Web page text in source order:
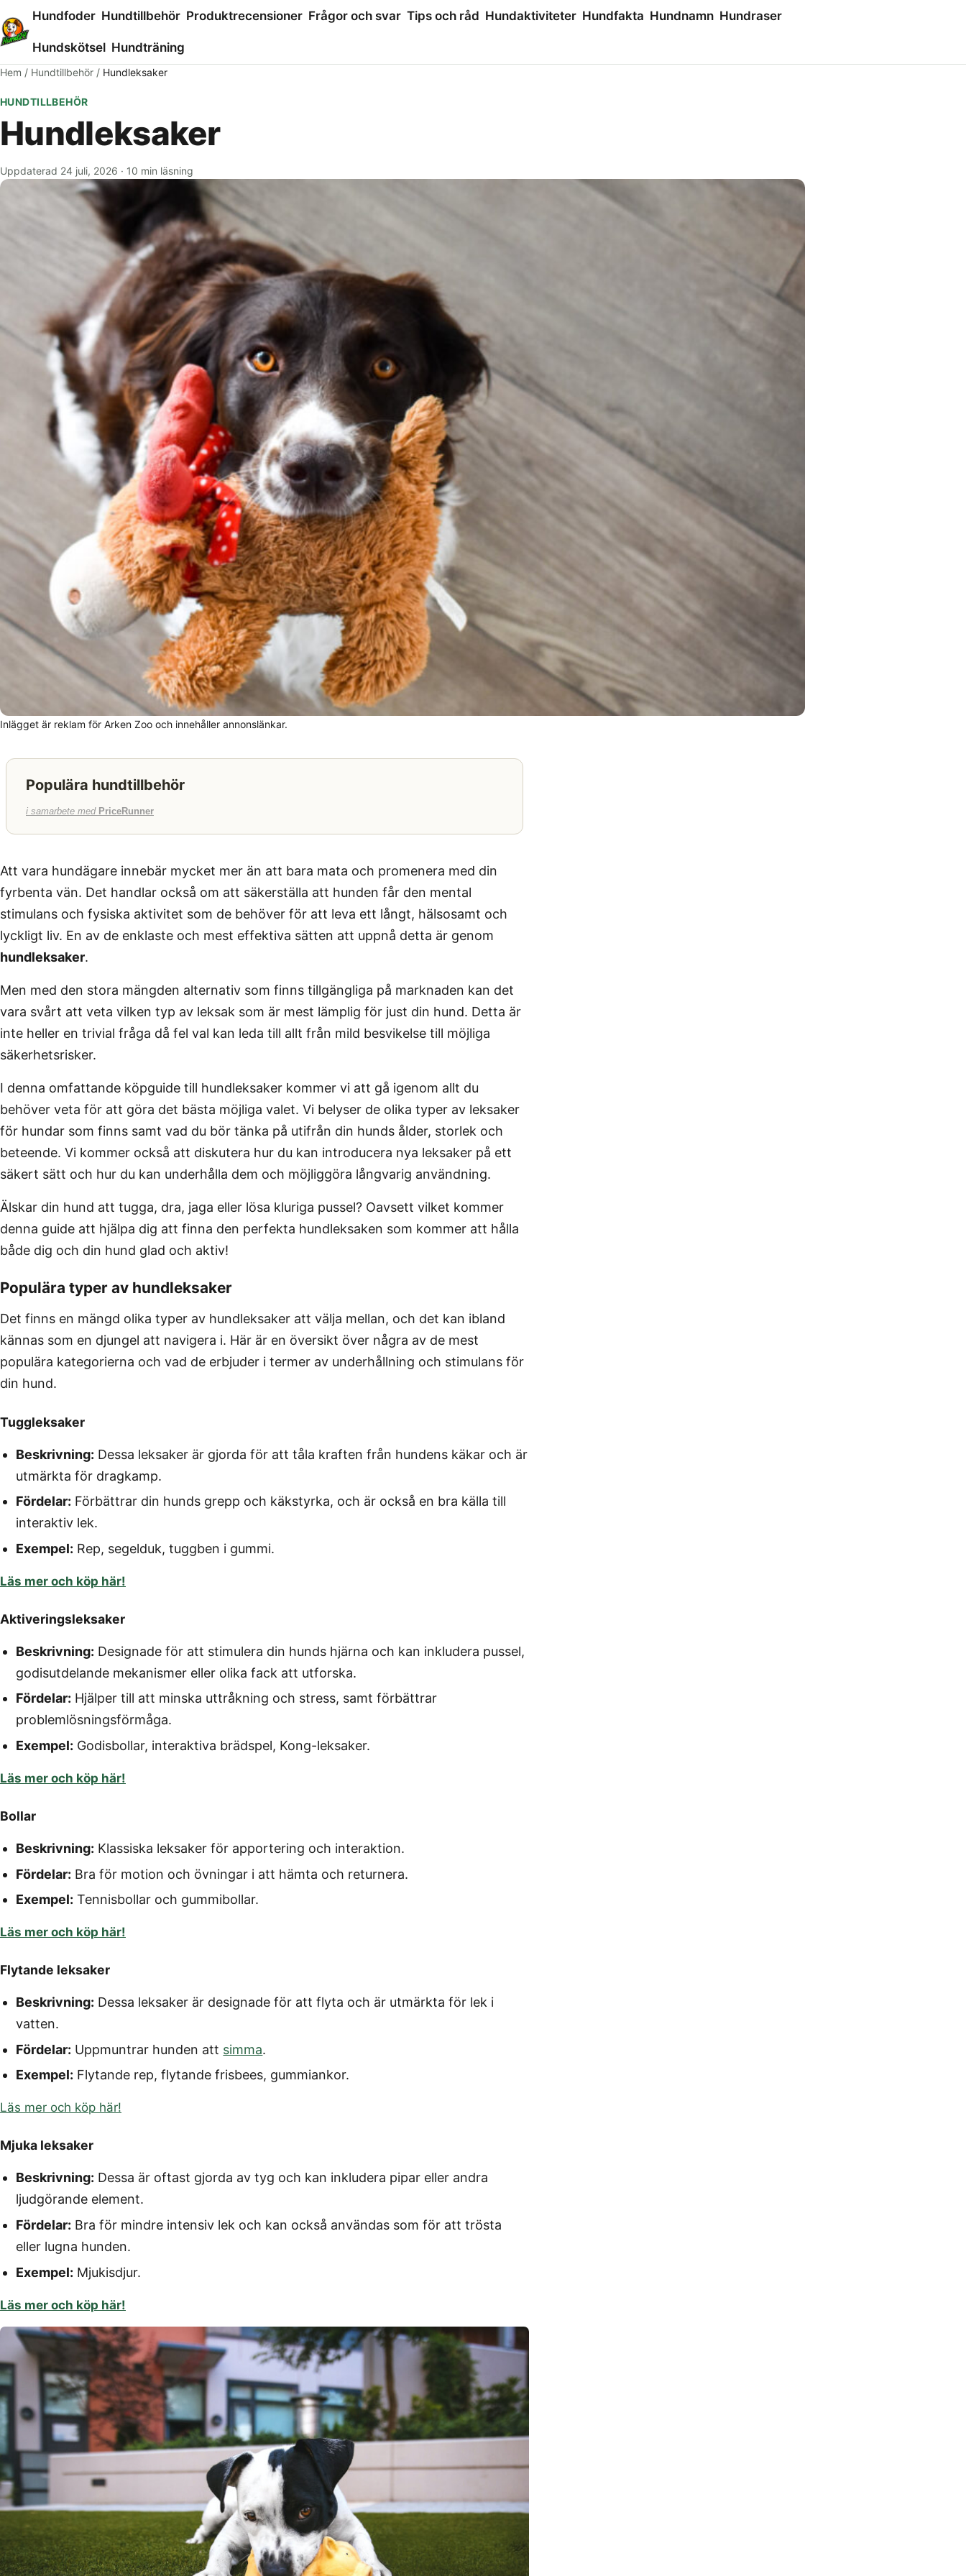
Hundfoder Hundtillbehör Produktrecensioner Frågor och svar Tips och råd Hundaktiviteter Hundfakta Hundnamn Hundraser
Hundskötsel Hundträning
Hem / Hundtillbehör / Hundleksaker
HUNDTILLBEHÖR
Hundleksaker
Uppdaterad 24 juli, 2026 · 10 min läsning
Inlägget är reklam för Arken Zoo och innehåller annonslänkar.
Populära hundtillbehör
i samarbete med PriceRunner
Att vara hundägare innebär mycket mer än att bara mata och promenera med din
fyrbenta vän. Det handlar också om att säkerställa att hunden får den mental
stimulans och fysiska aktivitet som de behöver för att leva ett långt, hälsosamt och
lyckligt liv. En av de enklaste och mest effektiva sätten att uppnå detta är genom
hundleksaker.
Men med den stora mängden alternativ som finns tillgängliga på marknaden kan det
vara svårt att veta vilken typ av leksak som är mest lämplig för just din hund. Detta är
inte heller en trivial fråga då fel val kan leda till allt från mild besvikelse till möjliga
säkerhetsrisker.
I denna omfattande köpguide till hundleksaker kommer vi att gå igenom allt du
behöver veta för att göra det bästa möjliga valet. Vi belyser de olika typer av leksaker
för hundar som finns samt vad du bör tänka på utifrån din hunds ålder, storlek och
beteende. Vi kommer också att diskutera hur du kan introducera nya leksaker på ett
säkert sätt och hur du kan underhålla dem och möjliggöra långvarig användning.
Älskar din hund att tugga, dra, jaga eller lösa kluriga pussel? Oavsett vilket kommer
denna guide att hjälpa dig att finna den perfekta hundleksaken som kommer att hålla
både dig och din hund glad och aktiv!
Populära typer av hundleksaker
Det finns en mängd olika typer av hundleksaker att välja mellan, och det kan ibland
kännas som en djungel att navigera i. Här är en översikt över några av de mest
populära kategorierna och vad de erbjuder i termer av underhållning och stimulans för
din hund.
Tuggleksaker
Beskrivning: Dessa leksaker är gjorda för att tåla kraften från hundens käkar och är
utmärkta för dragkamp.
Fördelar: Förbättrar din hunds grepp och käkstyrka, och är också en bra källa till
interaktiv lek.
Exempel: Rep, segelduk, tuggben i gummi.
Läs mer och köp här!
Aktiveringsleksaker
Beskrivning: Designade för att stimulera din hunds hjärna och kan inkludera pussel,
godisutdelande mekanismer eller olika fack att utforska.
Fördelar: Hjälper till att minska uttråkning och stress, samt förbättrar
problemlösningsförmåga.
Exempel: Godisbollar, interaktiva brädspel, Kong-leksaker.
Läs mer och köp här!
Bollar
Beskrivning: Klassiska leksaker för apportering och interaktion.
Fördelar: Bra för motion och övningar i att hämta och returnera.
Exempel: Tennisbollar och gummibollar.
Läs mer och köp här!
Flytande leksaker
Beskrivning: Dessa leksaker är designade för att flyta och är utmärkta för lek i
vatten.
Fördelar: Uppmuntrar hunden att simma.
Exempel: Flytande rep, flytande frisbees, gummiankor.
Läs mer och köp här!
Mjuka leksaker
Beskrivning: Dessa är oftast gjorda av tyg och kan inkludera pipar eller andra
ljudgörande element.
Fördelar: Bra för mindre intensiv lek och kan också användas som för att trösta
eller lugna hunden.
Exempel: Mjukisdjur.
Läs mer och köp här!